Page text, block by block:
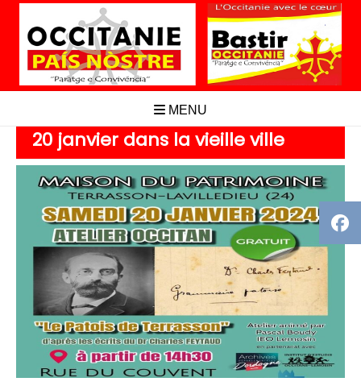
Aller
contenu
MENU
20 janvier dans la vieille ville